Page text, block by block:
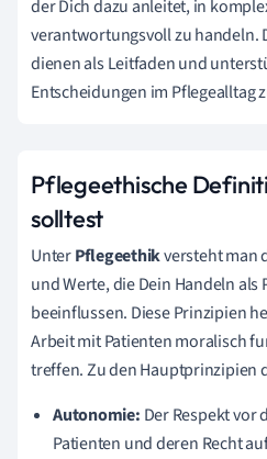
der Dich dazu anleitet, in
verantwortungsvoll zu handeln.
dienen als Leitfaden und
Entscheidungen im Pflegealltag
Pflegeethische
solltest
UnterPflegeethikversteht man
und Werte, die Dein Handeln
beeinflussen. Diese Prinzipien
Arbeit mit Patienten moralisch
treffen. Zu den Hauptprinzipien
Autonomie: Der Respekt vor
Patienten und deren Recht